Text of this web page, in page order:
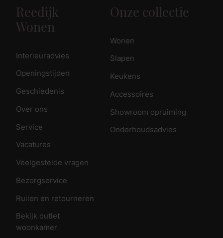
Reedijk
Wonen
Interieuradvies
Openingstijden
Geschiedenis
Over ons
Service
Vacatures
Veelgestelde vragen
Bezorgservice
Ruilen en retourneren
Bekijk outlet
woonkamer
Onze collectie
Wonen
Slapen
Keukens
Accessoires
Showroom opruiming
Onderhoudsadvies